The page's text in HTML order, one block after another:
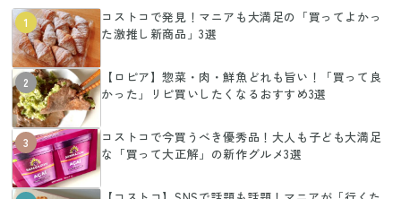
1
コストコで発見！マニアも大満足の「買ってよかっ
た激推し新商品」3選
2
【ロピア】惣菜・肉・鮮魚どれも旨い！「買って良
かった」リピ買いしたくなるおすすめ3選
3
コストコで今買うべき優秀品！大人も子ども大満足
な「買って大正解」の新作グルメ3選